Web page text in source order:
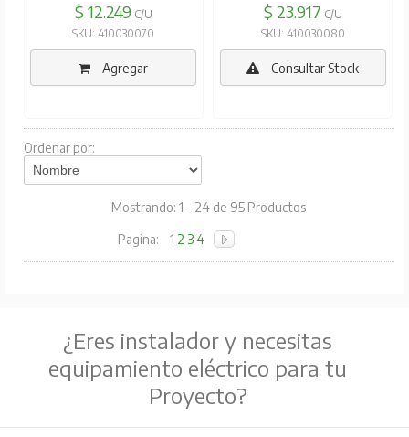
$ 12.249 C/U
SKU: 410030070
Agregar
$ 23.917 C/U
SKU: 410030080
Consultar Stock
Ordenar por:
Mostrando: 1 - 24 de 95 Productos
Pagina: 1 2 34
¿Eres instalador y necesitas
equipamiento eléctrico para tu
Proyecto?